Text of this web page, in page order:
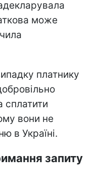
може
платнику
сплатити
вони не
в Україні.
запиту